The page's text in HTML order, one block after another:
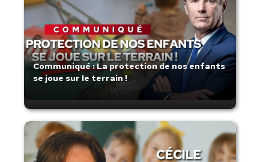
Communiqué : La protection de nos enfants
se joue sur le terrain !